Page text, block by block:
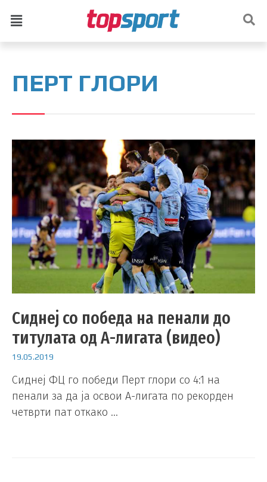
ПЕРТ ГЛОРИ
Сиднеј со победа на пенали до
титулата од А-лигата (видео)
19.05.2019
Сиднеј ФЦ го победи Перт глори со 4:1 на
пенали за да ја освои А-лигата по рекорден
четврти пат откако …